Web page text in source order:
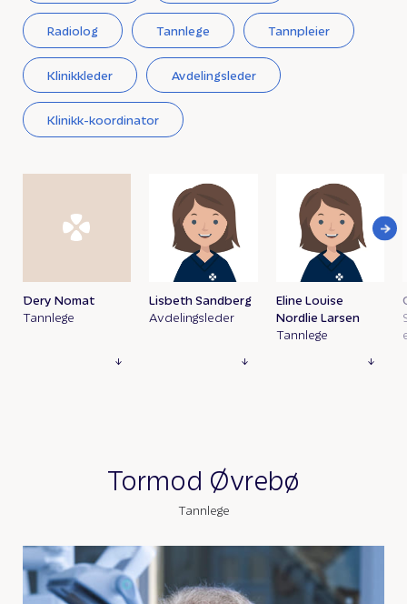
Radiolog Tannlege Tannpleier
Klinikkleder Avdelingsleder
Klinikk-koordinator
Dery Nomat
Tannlege
Lisbeth Sandberg
Avdelingsleder
Eline Louise
Nordlie Larsen
Tannlege
Tormod Øvrebø
Tannlege